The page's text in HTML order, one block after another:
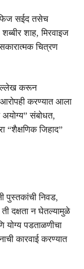
सईद तसेच
शाह, मिरवाइज
चित्रण
उल्लेख करून
आरोपही करण्यात आला
संबोधत,
“शैक्षणिक जिहाद”
पुस्तकांची निवड,
दक्षता न घेतल्यामुळे
योग्य पडताळणीचा
कारवाई करण्यात